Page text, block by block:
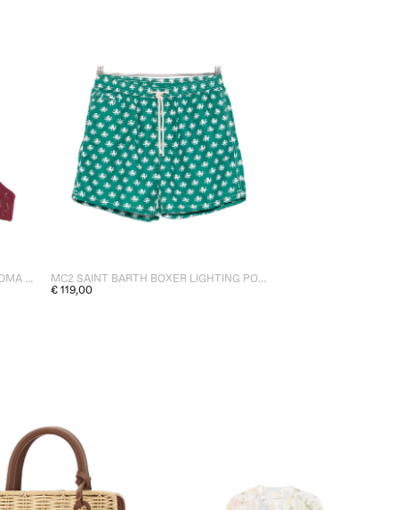
MC2 SAINT BARTH BRALETTE PALOMA DONNA BORDEAUX
MC2 SAINT BARTH BOXER LIGHTING POLPO UOMO VERDE
€ 119,00